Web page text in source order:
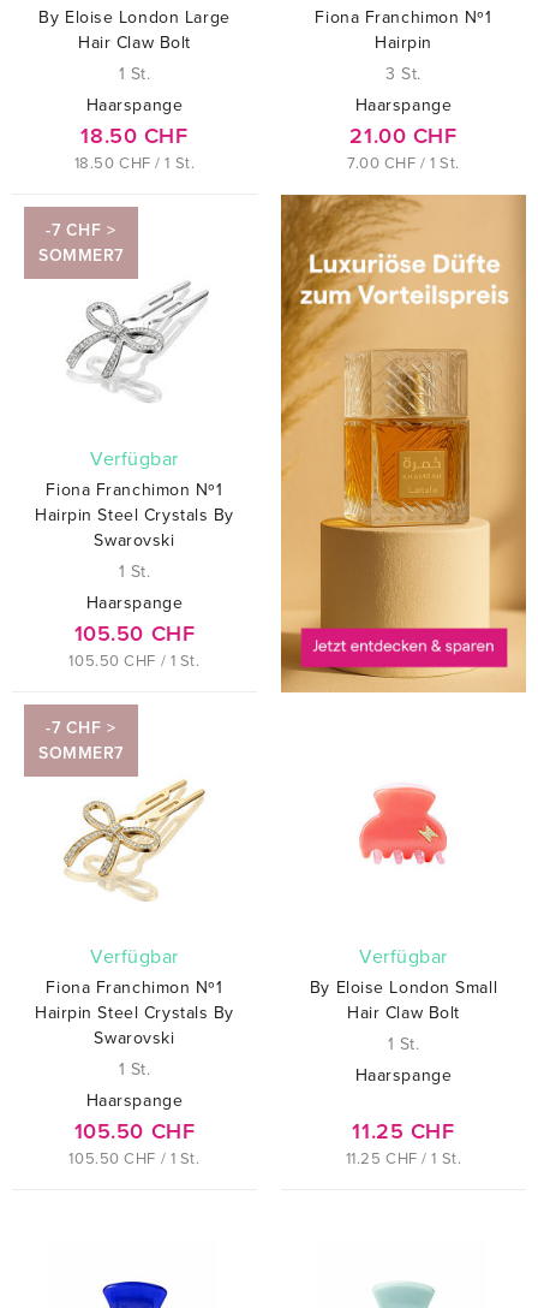
By Eloise London Large
Hair Claw Bolt
1 St.
Haarspange
18.50 CHF
18.50 CHF / 1 St.
Fiona Franchimon Nº1
Hairpin
3 St.
Haarspange
21.00 CHF
7.00 CHF / 1 St.
-7 CHF >
SOMMER7
verfügbar
Fiona Franchimon Nº1
Hairpin Steel Crystals By
Swarovski
1 St.
Haarspange
105.50 CHF
105.50 CHF / 1 St.
-7 CHF >
SOMMER7
verfügbar
Fiona Franchimon Nº1
Hairpin Steel Crystals By
Swarovski
1 St.
Haarspange
105.50 CHF
105.50 CHF / 1 St.
verfügbar
By Eloise London Small
Hair Claw Bolt
1 St.
Haarspange
11.25 CHF
11.25 CHF / 1 St.